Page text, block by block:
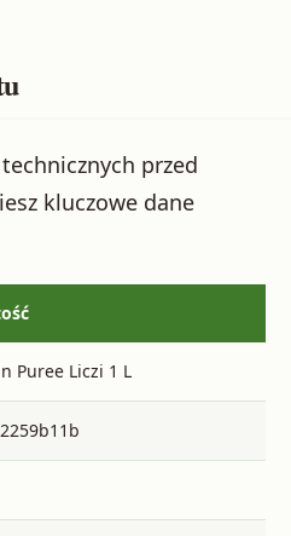
przed
kluczowe dane
Puree Liczi 1 L